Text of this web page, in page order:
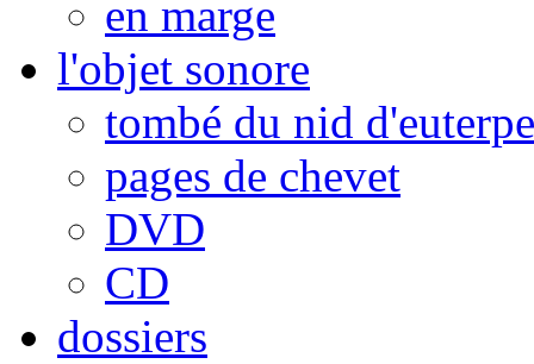
en marge
l'objet sonore
tombé du nid d'euterpe
pages de chevet
DVD
CD
dossiers